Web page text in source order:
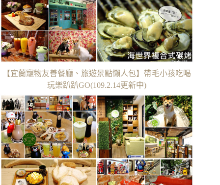
【宜蘭寵物友善餐廳、旅遊景點懶人包】帶毛小孩吃喝
玩樂趴趴GO(109.2.14更新中)